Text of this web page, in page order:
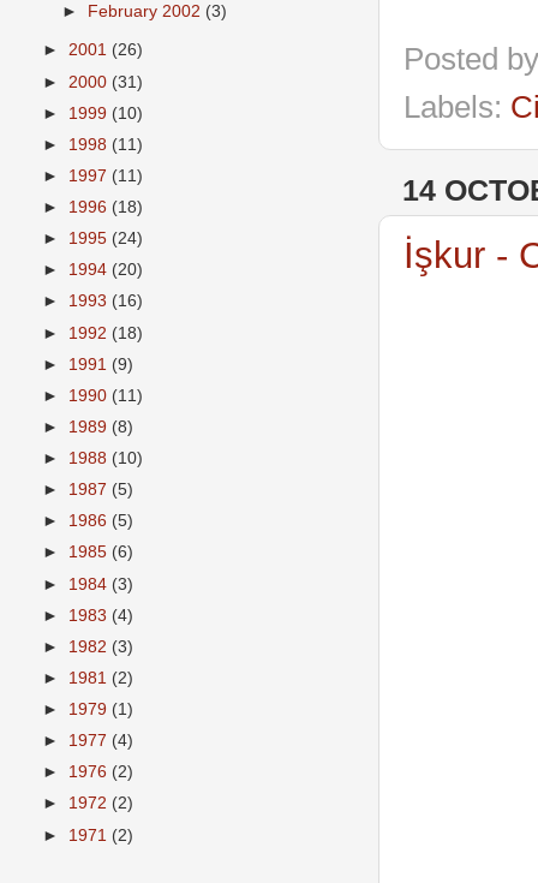
Posted
Labels:
14
İşkur -
► February 2002 (3)
► 2001 (26)
► 2000 (31)
► 1999 (10)
► 1998 (11)
► 1997 (11)
► 1996 (18)
► 1995 (24)
► 1994 (20)
► 1993 (16)
► 1992 (18)
► 1991 (9)
► 1990 (11)
► 1989 (8)
► 1988 (10)
► 1987 (5)
► 1986 (5)
► 1985 (6)
► 1984 (3)
► 1983 (4)
► 1982 (3)
► 1981 (2)
► 1979 (1)
► 1977 (4)
► 1976 (2)
► 1972 (2)
► 1971 (2)